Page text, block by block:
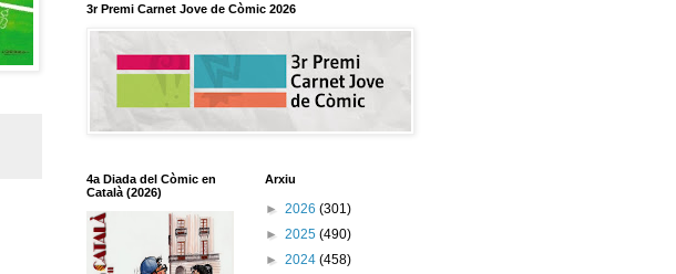
3r Premi Carnet Jove de Còmic 2026
4a Diada del Còmic en
Català (2026)
Arxiu
► 2026 (301)
► 2025 (490)
► 2024 (458)